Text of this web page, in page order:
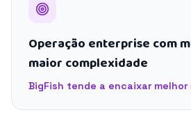
Operação enterprise com
maior complexidade
BigFish tende a encaixar